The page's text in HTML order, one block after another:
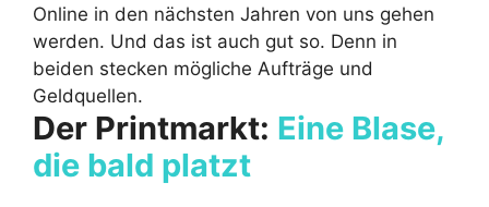
Online in den nächsten Jahren von uns gehen
werden. Und das ist auch gut so. Denn in
beiden stecken mögliche Aufträge und
Geldquellen.
Der Printmarkt: Eine Blase,
die bald platzt